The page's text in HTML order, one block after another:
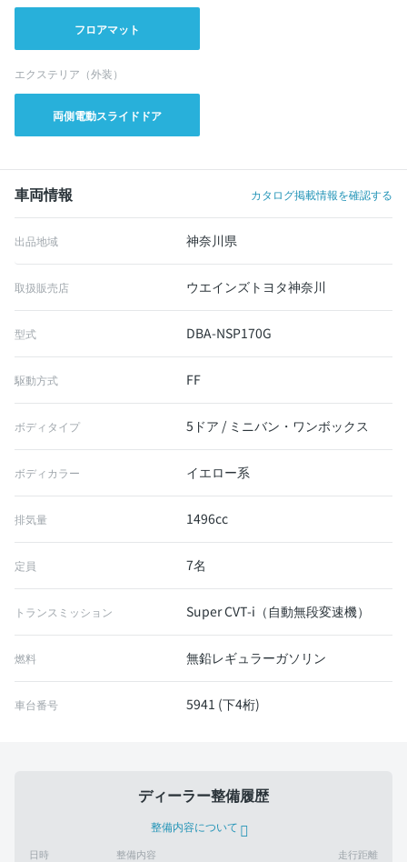
フロアマット
エクステリア（外装）
両側電動スライドドア
車両情報 カタログ掲載情報を確認する
出品地域 神奈川県
取扱販売店 ウエインズトヨタ神奈川
型式 DBA-NSP170G
駆動方式 FF
ボディタイプ 5ドア / ミニバン・ワンボックス
ボディカラー イエロー系
排気量 1496cc
定員 7名
トランスミッション Super CVT-i（自動無段変速機）
燃料 無鉛レギュラーガソリン
車台番号 5941 (下4桁)
ディーラー整備履歴
整備内容について
日時 整備内容 走行距離